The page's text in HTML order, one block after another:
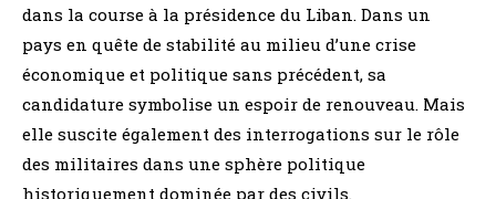
dans la course à la présidence du Liban. Dans un
pays en quête de stabilité au milieu d’une crise
économique et politique sans précédent, sa
candidature symbolise un espoir de renouveau. Mais
elle suscite également des interrogations sur le rôle
des militaires dans une sphère politique
historiquement dominée par des civils.